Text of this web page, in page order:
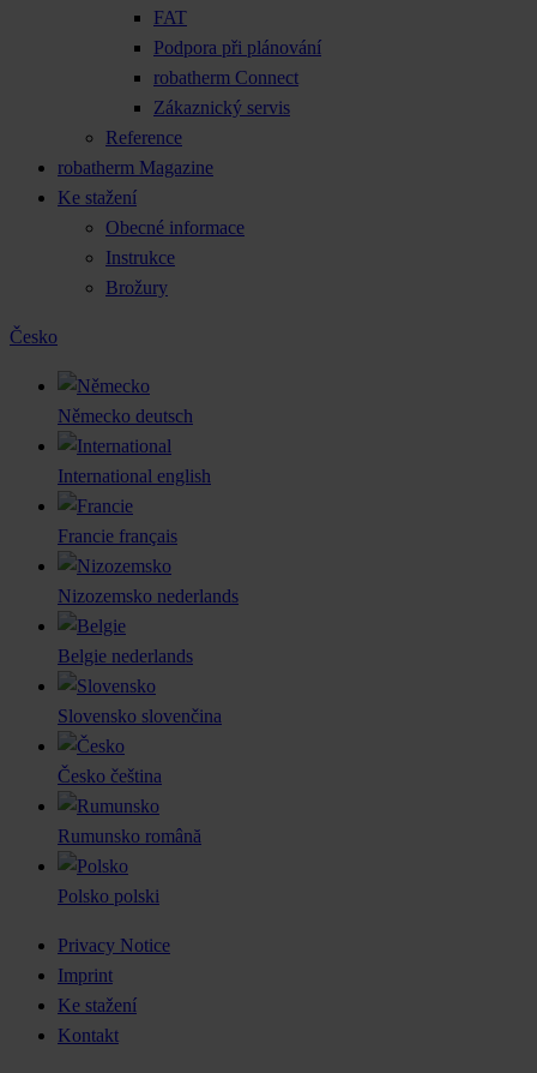
FAT
Podpora při plánování
robatherm Connect
Zákaznický servis
Reference
robatherm Magazine
Ke stažení
Obecné informace
Instrukce
Brožury
Česko
Německo deutsch
International english
Francie français
Nizozemsko nederlands
Belgie nederlands
Slovensko slovenčina
Česko čeština
Rumunsko română
Polsko polski
Privacy Notice
Imprint
Ke stažení
Kontakt